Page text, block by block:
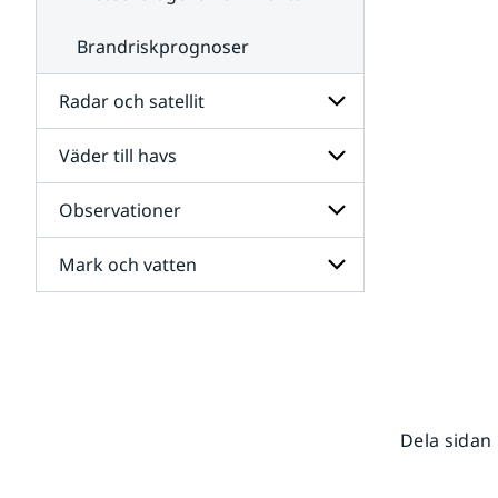
Brandriskprognoser
Radar och satellit
Undersidor
för
Radar
och
satellit
Väder till havs
Undersidor
för
Väder
till
havs
Observationer
Undersidor
för
Mark och vatten
Dela sidan